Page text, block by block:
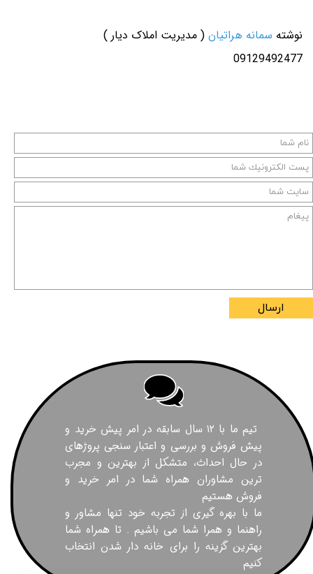
نوشته سمانه هراتیان ( مدیریت املاک دیار )
09129492477
ارسال
تیم ما با ۱۲ سال سابقه در امر پیش خرید و
پیش فروش و بررسی و اعتبار سنجی پروژهای
در حال احداث، متشکل از بهترین و مجرب
ترین مشاوران همراه شما در امر خرید و
فروش هستیم
ما با بهره گیری از تجربه خود تنها مشاور و
راهنما و همرا شما می باشیم . تا همراه شما
بهترین گزینه را برای خانه دار شدن انتخاب
کنیم